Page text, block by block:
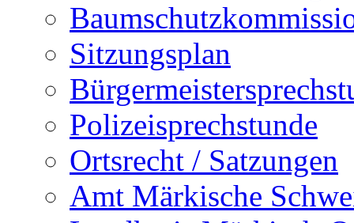
Sitzungsplan
Polizeisprechstunde
Ortsrecht / Satzungen
Amt Märkische